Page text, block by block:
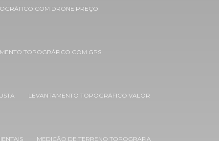
COM DRONE PREÇO
TOPOGRÁFICO COM GPS
LEVANTAMENTO TOPOGRÁFICO VALOR
MEDIÇÃO DE TERRENO TOPOGRAFIA
Empresas de recuperação de áreas
Estudo de impacto ambiental e
urbano